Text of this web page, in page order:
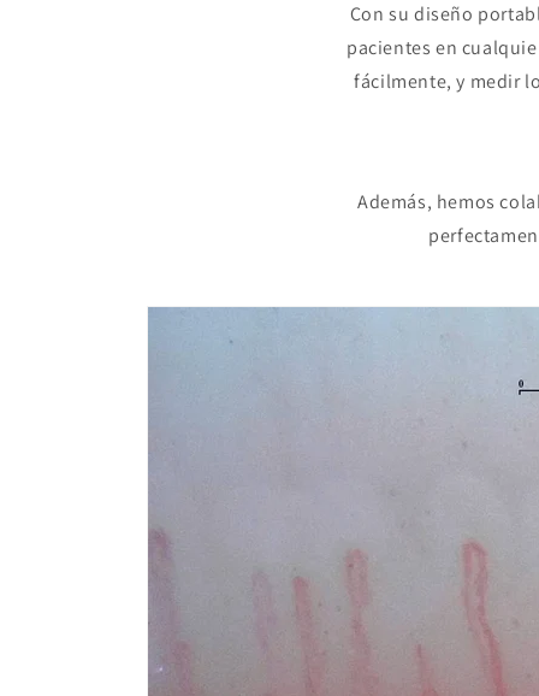
Con su diseño
pacientes en
fácilmente, y medir
Además, hemos